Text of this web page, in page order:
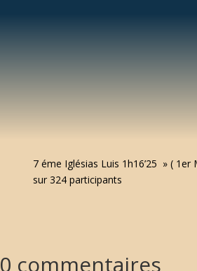
7 éme Iglésias Luis 1h16’25 » ( 1er
sur 324 participants
0 commentaires